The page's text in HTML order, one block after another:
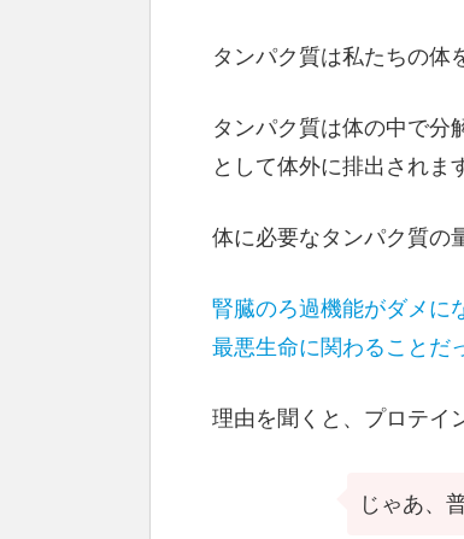
タンパク質は私たちの体
タンパク質は体の中で分
として体外に排出されま
体に必要なタンパク質の
腎臓のろ過機能がダメに
最悪生命に関わることだ
理由を聞くと、プロテイ
じゃあ、